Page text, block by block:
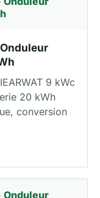
9 kWc
20 kWh
conversion